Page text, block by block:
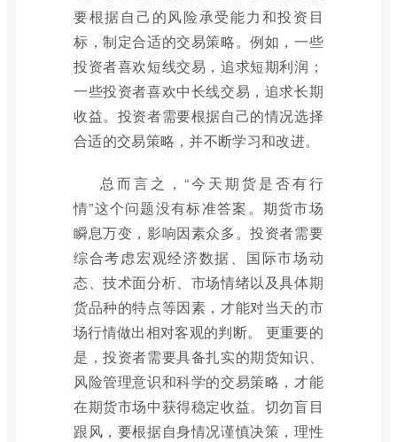
要根据自己的风险承受能力和投资目
标，制定合适的交易策略。例如，一些
投资者喜欢短线交易，追求短期利润；
一些投资者喜欢中长线交易，追求长期
收益。投资者需要根据自己的情况选择
合适的交易策略，并不断学习和改进。
总而言之，“今天期货是否有行
情”这个问题没有标准答案。期货市场
瞬息万变，影响因素众多。投资者需要
综合考虑宏观经济数据、国际市场动
态、技术面分析、市场情绪以及具体期
货品种的特点等因素，才能对当天的市
场行情做出相对客观的判断。 更重要的
是，投资者需要具备扎实的期货知识、
风险管理意识和科学的交易策略，才能
在期货市场中获得稳定收益。切勿盲目
跟风，要根据自身情况谨慎决策，理性